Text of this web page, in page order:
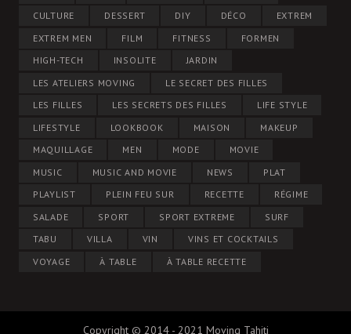
CULTURE
DESSERT DIY DÉCO
EXTREM
EXTREM MEN
FILM FITNESS
FORMEN
HIGH-TECH
INSOLITE
JARDIN
LES ATELIERS MOVING
LE SECRET DES FILLES
LES FILLES
LES SECRETS DES FILLES
LIFE STYLE
LIFESTYLE
LOOKBOOK MAISON
MAKEUP
MAQUILLAGE
MEN MODE
MOVIE
MUSIC
MUSIC AND MOVIE NEWS
PLAT
PLAYLIST
PLEIN FEU SUR RECETTE
RÉGIME
SALADE
SPORT SPORT EXTREME
SURF
TABU
VILLA VIN
VINS ET COCKTAILS
VOYAGE
À TABLE À TABLE RECETTE
Copyright © 2014 - 2021 Moving Tahiti